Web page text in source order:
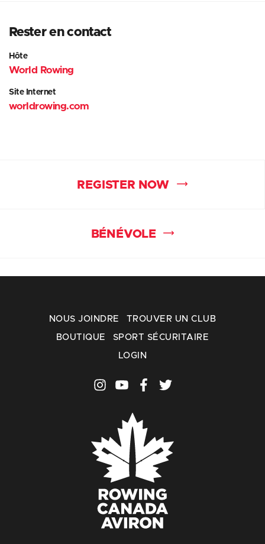
Rester en contact
Hôte
World Rowing
Site Internet
worldrowing.com
REGISTER NOW
BÉNÉVOLE
NOUS JOINDRE TROUVER UN CLUB
BOUTIQUE SPORT SÉCURITAIRE
LOGIN